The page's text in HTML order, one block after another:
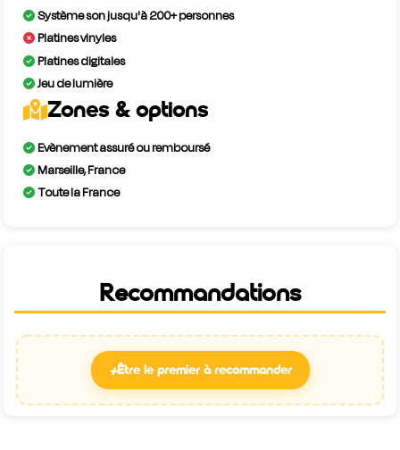
Système son jusqu'à 200+ personnes
Platines vinyles
Platines digitales
Jeu de lumière
Zones & options
Evènement assuré ou remboursé
Marseille, France
Toute la France
Recommandations
+Être le premier à recommander